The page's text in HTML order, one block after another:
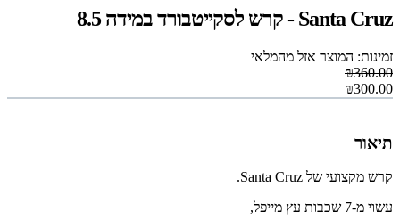
Santa Cruz - קרש לסקייטבורד במידה 8.5
זמינות: המוצר אזל מהמלאי
₪360.00
₪300.00
תיאור
קרש מקצועי של Santa Cruz.
עשוי מ-7 שכבות עץ מייפל,